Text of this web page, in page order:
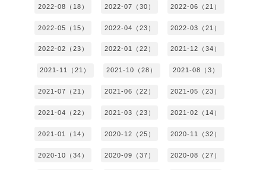
2022-08（18） 2022-07（30） 2022-06（21）
2022-05（15） 2022-04（23） 2022-03（21）
2022-02（23） 2022-01（22） 2021-12（34）
2021-11（21） 2021-10（28） 2021-08（3）
2021-07（21） 2021-06（22） 2021-05（23）
2021-04（22） 2021-03（23） 2021-02（14）
2021-01（14） 2020-12（25） 2020-11（32）
2020-10（34） 2020-09（37） 2020-08（27）